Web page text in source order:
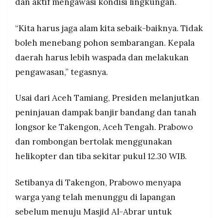
“Kita harus jaga alam kita sebaik-baiknya. Tidak
boleh menebang pohon sembarangan. Kepala
daerah harus lebih waspada dan melakukan
pengawasan,” tegasnya.
Usai dari Aceh Tamiang, Presiden melanjutkan
peninjauan dampak banjir bandang dan tanah
longsor ke Takengon, Aceh Tengah. Prabowo
dan rombongan bertolak menggunakan
helikopter dan tiba sekitar pukul 12.30 WIB.
Setibanya di Takengon, Prabowo menyapa
warga yang telah menunggu di lapangan
sebelum menuju Masjid Al-Abrar untuk